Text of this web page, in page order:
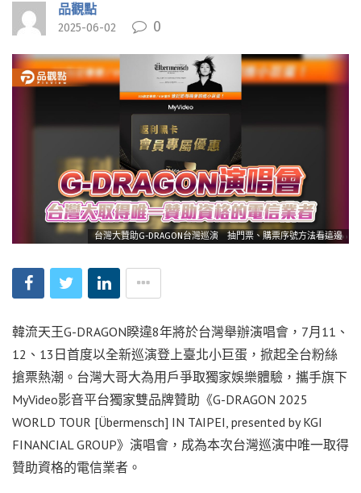
品觀點
2025-06-02 0
台灣大贊助G-DRAGON台灣巡演 抽門票、購票序號方法看這邊
韓流天王G-DRAGON睽違8年將於台灣舉辦演唱會，7月11、
12、13日首度以全新巡演登上臺北小巨蛋，掀起全台粉絲
搶票熱潮。台灣大哥大為用戶爭取獨家娛樂體驗，攜手旗下
MyVideo影音平台獨家雙品牌贊助《G-DRAGON 2025
WORLD TOUR [Übermensch] IN TAIPEI, presented by KGI
FINANCIAL GROUP》演唱會，成為本次台灣巡演中唯一取得
贊助資格的電信業者。